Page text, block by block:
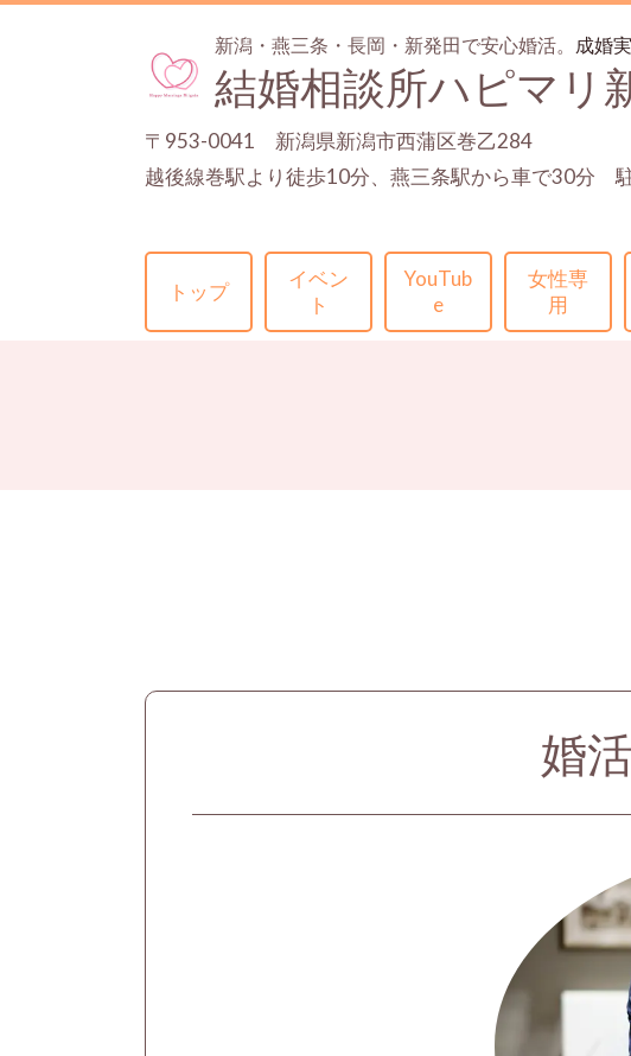
新潟・燕三条・長岡・新発田で安心婚活。 成婚
結婚相談所ハピマリ
〒953-0041 新潟県新潟市西蒲区巻乙284
越後線巻駅より徒歩10分、燕三条駅から車で30分
トップ
イベン
ト
YouTub
e
女性専
用
婚